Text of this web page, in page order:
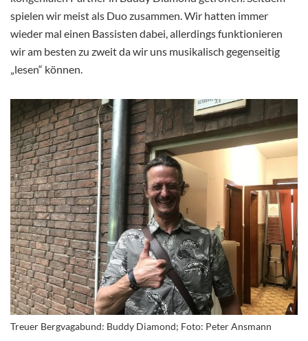
spielen wir meist als Duo zusammen. Wir hatten immer
wieder mal einen Bassisten dabei, allerdings funktionieren
wir am besten zu zweit da wir uns musikalisch gegenseitig
„lesen“ können.
Treuer Bergvagabund: Buddy Diamond; Foto: Peter Ansmann